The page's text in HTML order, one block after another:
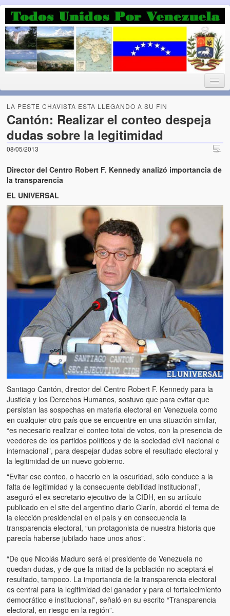
Luchando por la Democracia
Fuera el chavismo, la peor peste que le ha caido a esta tierra
Home
Todos Unidos por Venezuela te da la bienvenida a éste nuestro
Acerca de este blog (About this Blog)
Artículos
El Tipo y los Rojos en Los Teques (The Jerk and the Reds in
Hablé con Chavistas (I spoke with chavistas)
La burla del Chavez “tan amante de los niños” (The mockery of
Chavez “such a children lover”)
Los niños de las calles de Venezuela (Children of the streets of
Venezuela)
Luis y El Mono… en armas (Luis and El Mono… armed)
Puente Llaguno, Miraflores… ¿y Lina?
Radio Emisoras y canales de televisión clausurados por el
de Chávez hasta el 2009
Victimas del 11 de abril de 2002
Víctimas del régimen dictatorial de Chávez desde que tomó el
poder hasta el 31 de diciembre de 2009
Víctimas inocentes de la violencia castrista del 4 de Febrero de
1992
¡¡¡Miserable traidor, mira a tu pueblo!!! (Despicable traitor, look
your country!!!)
Fotos
Versos
Cuentos
LA PESTE CHAVISTA ESTA LLEGANDO A SU FIN
Cantón: Realizar el conteo despeja
dudas sobre la legitimidad
08/05/2013
Director del Centro Robert F. Kennedy analizó importancia de
la transparencia
EL UNIVERSAL
Santiago Cantón, director del Centro Robert F. Kennedy para la
Justicia y los Derechos Humanos, sostuvo que para evitar que
persistan las sospechas en materia electoral en Venezuela como
en cualquier otro país que se encuentre en una situación similar,
“es necesario realizar el conteo total de votos, con la presencia de
veedores de los partidos políticos y de la sociedad civil nacional e
internacional”, para despejar dudas sobre el resultado electoral y
la legitimidad de un nuevo gobierno.
“Evitar ese conteo, o hacerlo en la oscuridad, sólo conduce a la
falta de legitimidad y la consecuente debilidad institucional”,
aseguró el ex secretario ejecutivo de la CIDH, en su artículo
publicado en el site del argentino diario Clarín, abordó el tema de
la elección presidencial en el país y en consecuencia la
transparencia electoral, “un protagonista de nuestra historia que
parecía haberse jubilado hace unos años”.
“De que Nicolás Maduro será el presidente de Venezuela no
quedan dudas, y de que la mitad de la población no aceptará el
resultado, tampoco. La importancia de la transparencia electoral
es central para la legitimidad del ganador y para el fortalecimiento
democrático e institucional”, señaló en su escrito “Transparencia
electoral, en riesgo en la región”.